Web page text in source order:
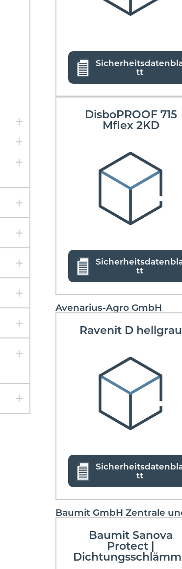
tt
DisboPROOF 715
Mflex 2KD
tt
Avenarius-Agro GmbH
Ravenit D hellgrau
tt
Baumit GmbH Zentrale
Baumit Sanova
Protect |